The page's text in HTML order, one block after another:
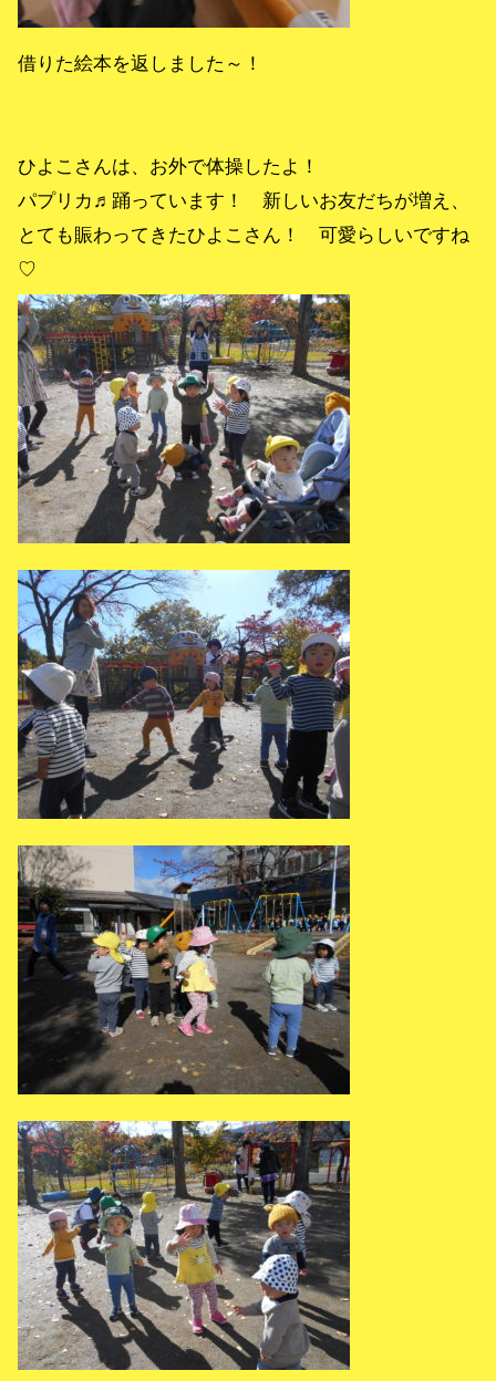
借りた絵本を返しました～！
ひよこさんは、お外で体操したよ！
パプリカ♬踊っています！ 新しいお友だちが増え、
とても賑わってきたひよこさん！ 可愛らしいですね
♡